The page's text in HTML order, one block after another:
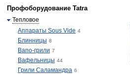
Профоборудование Tatra
Тепловое
Аппараты Sous Vide 4
Блинницы 8
Вапо-грили 7
Вафельницы 44
Грили Саламандра 6